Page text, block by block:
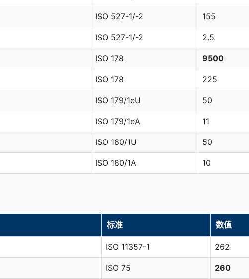
ISO 527-1/-2 155
ISO 527-1/-2 2.5
ISO 178 9500
ISO 178 225
ISO 179/1eU 50
ISO 179/1eA 11
ISO 180/1U 50
ISO 180/1A 10
标准 数值
ISO 11357-1 262
ISO 75 260